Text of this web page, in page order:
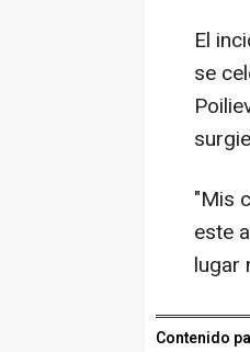
El
se
"Mis
este
lugar
Contenido